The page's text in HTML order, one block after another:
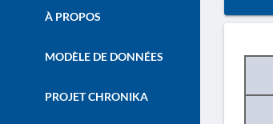
À PROPOS
MODÈLE DE DONNÉES
PROJET CHRONIKA